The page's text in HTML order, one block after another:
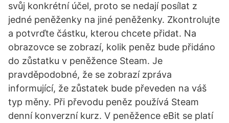
svůj konkrétní účel, proto se nedají posílat z
jedné peněženky na jiné peněženky. Zkontrolujte
a potvrďte částku, kterou chcete přidat. Na
obrazovce se zobrazí, kolik peněz bude přidáno
do zůstatku v peněžence Steam. Je
pravděpodobné, že se zobrazí zpráva
informující, že zůstatek bude převeden na váš
typ měny. Při převodu peněz používá Steam
denní konverzní kurz. V peněžence eBit se platí